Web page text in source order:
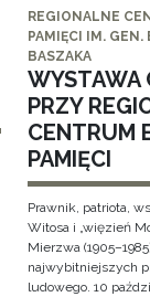
REGIONALNE
PAMIĘCI IM. GEN.
BASZAKA
WYSTAWA
PRZY
CENTRUM
PAMIĘCI
Prawnik, patriota,
Witosa i „więzień
Mierzwa
najwybitniejszych
ludowego. 10